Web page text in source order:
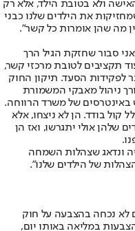
ולא בטובת הילד, אלא רק
את הילדים שלנו כבני
מה שהן אומרות כל קשר".
אני סבור שחזקת הגיל הרך
תקציבים לטובת מרכזי קשר,
לפקידות הסעד. תיקון החוק
ניהול מאבקי המשמורת
באינטרסים של משרד הרווחה.
קול בודד. הן לא ניצחו, אלא
שלהן אולי יתגרשו, ואז הן
ונדאג שצהלות השמחה
של הילדים שלנו".
נכחה בהצבעה על חוק
במליאה באותו יום,